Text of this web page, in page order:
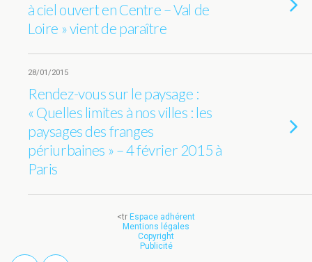
à ciel ouvert en Centre – Val de
Loire » vient de paraître
28/01/2015
Rendez-vous sur le paysage :
« Quelles limites à nos villes : les
paysages des franges
périurbaines » – 4 février 2015 à
Paris
<tr Espace adhérent
Mentions légales
Copyright
Publicité